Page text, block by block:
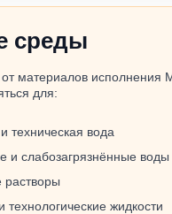
среды
материалов исполнения
для:
техническая вода
и слабозагрязнённые воды
растворы
технологические жидкости